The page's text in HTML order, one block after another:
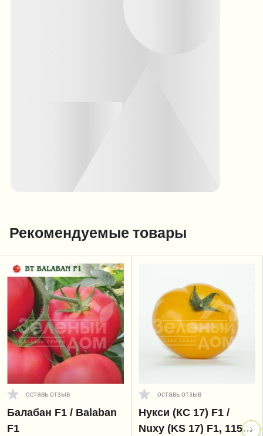
Рекомендуемые товары
оставь отзыв
Балабан F1 / Balaban
F1
оставь отзыв
Нукси (КС 17) F1 /
Nuxy (KS 17) F1, 115-